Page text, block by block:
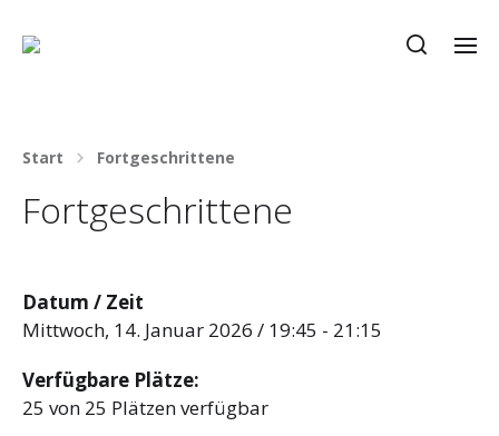
Start Fortgeschrittene
Fortgeschrittene
Datum / Zeit
Mittwoch, 14. Januar 2026 / 19:45 - 21:15
Verfügbare Plätze:
25 von 25 Plätzen verfügbar